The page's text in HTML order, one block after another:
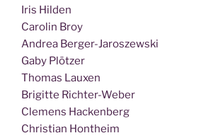
Iris Hilden
Caro­lin Broy
Andrea Berger-Jaroszewski
Gaby Plötzer
Tho­mas Lauxen
Bri­git­te Richter-Weber
Cle­mens Hackenberg
Chris­ti­an Hontheim